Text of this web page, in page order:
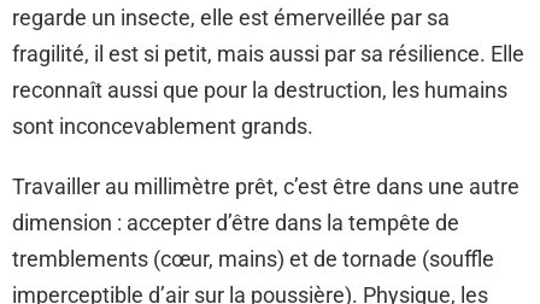
regarde un insecte, elle est émerveillée par sa
fragilité, il est si petit, mais aussi par sa résilience. Elle
reconnaît aussi que pour la destruction, les humains
sont inconcevablement grands.
Travailler au millimètre prêt, c’est être dans une autre
dimension : accepter d’être dans la tempête de
tremblements (cœur, mains) et de tornade (souffle
imperceptible d’air sur la poussière). Physique, les